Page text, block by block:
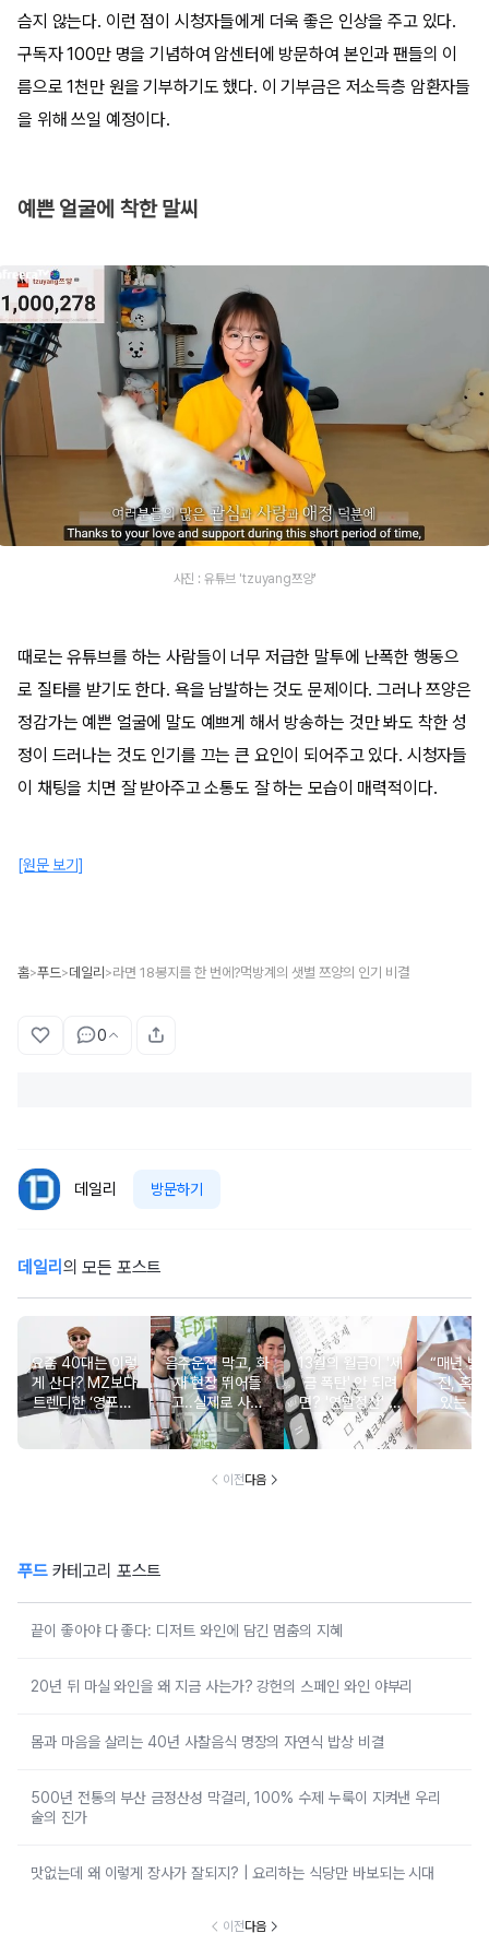
슴지 않는다. 이런 점이 시청자들에게 더욱 좋은 인상을 주고 있다.
구독자 100만 명을 기념하여 암센터에 방문하여 본인과 팬들의 이
름으로 1천만 원을 기부하기도 했다. 이 기부금은 저소득층 암환자들
을 위해 쓰일 예정이다.
예쁜 얼굴에 착한 말씨
사진 : 유튜브 'tzuyang쯔양'
때로는 유튜브를 하는 사람들이 너무 저급한 말투에 난폭한 행동으
로 질타를 받기도 한다. 욕을 남발하는 것도 문제이다. 그러나 쯔양은
정감가는 예쁜 얼굴에 말도 예쁘게 해서 방송하는 것만 봐도 착한 성
정이 드러나는 것도 인기를 끄는 큰 요인이 되어주고 있다. 시청자들
이 채팅을 치면 잘 받아주고 소통도 잘 하는 모습이 매력적이다.
[원문 보기]
홈>푸드>데일리 >라면 18봉지를 한 번에?먹방계의 샛별 쯔양의 인기 비결
0
데일리 방문하기
데일리 의 모든 포스트
요즘 40대는 이렇
게 산다? MZ보다
트렌디한 ‘영포티’
분석
음주운전 막고, 화
재 현장 뛰어들
고..실제로 사람
구한 연예인 10
13월의 월급이 '세
금 폭탄' 안 되려
면? '연말정산' 핵
심 꿀팁 A to Z
“매년 받
진, 혹시
있는 건
요?”
이전다음
푸드카테고리 포스트
끝이 좋아야 다 좋다: 디저트 와인에 담긴 멈춤의 지혜
20년 뒤 마실 와인을 왜 지금 사는가? 강헌의 스페인 와인 야부리
몸과 마음을 살리는 40년 사찰음식 명장의 자연식 밥상 비결
500년 전통의 부산 금정산성 막걸리, 100% 수제 누룩이 지켜낸 우리
술의 진가
맛없는데 왜 이렇게 장사가 잘되지? | 요리하는 식당만 바보되는 시대
이전다음